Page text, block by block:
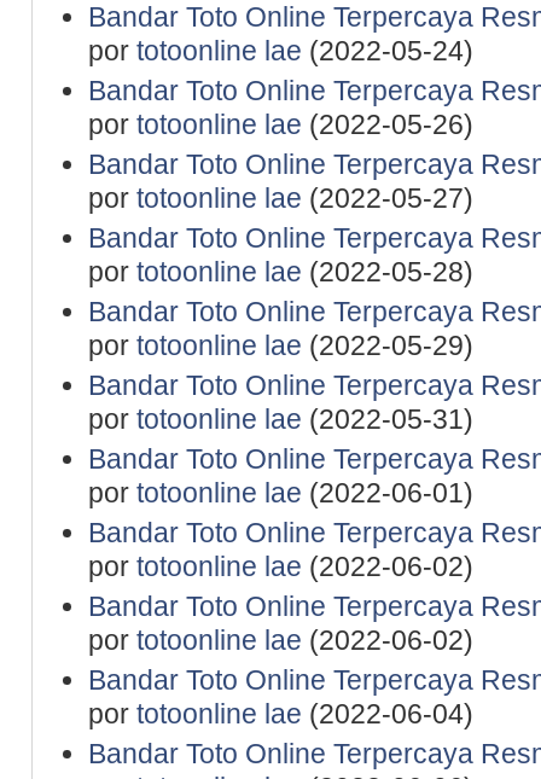
Bandar Toto Online Terpercaya
por totoonline lae (2022-05-24)
Bandar Toto Online Terpercaya
por totoonline lae (2022-05-26)
Bandar Toto Online Terpercaya
por totoonline lae (2022-05-27)
Bandar Toto Online Terpercaya
por totoonline lae (2022-05-28)
Bandar Toto Online Terpercaya
por totoonline lae (2022-05-29)
Bandar Toto Online Terpercaya
por totoonline lae (2022-05-31)
Bandar Toto Online Terpercaya
por totoonline lae (2022-06-01)
Bandar Toto Online Terpercaya
por totoonline lae (2022-06-02)
Bandar Toto Online Terpercaya
por totoonline lae (2022-06-02)
Bandar Toto Online Terpercaya
por totoonline lae (2022-06-04)
Bandar Toto Online Terpercaya